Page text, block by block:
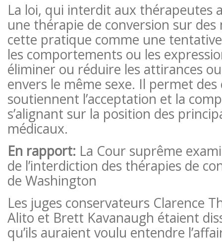
La loi, qui interdit aux thérapeutes
une thérapie de conversion sur
cette pratique comme une
les comportements ou les
éliminer ou réduire les attirances
envers le même sexe. Il permet des
soutiennent l’acceptation et la
s’alignant sur la position des
médicaux.
En rapport: La Cour suprême
de l’interdiction des thérapies de
de Washington
Les juges conservateurs Clarence
Alito et Brett Kavanaugh étaient
qu’ils auraient voulu entendre